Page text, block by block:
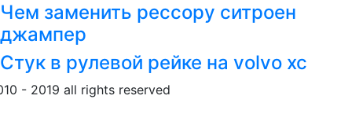
Чем заменить рессору ситроен
джампер
Стук в рулевой рейке на volvo xc
- 2019 all rights reserved